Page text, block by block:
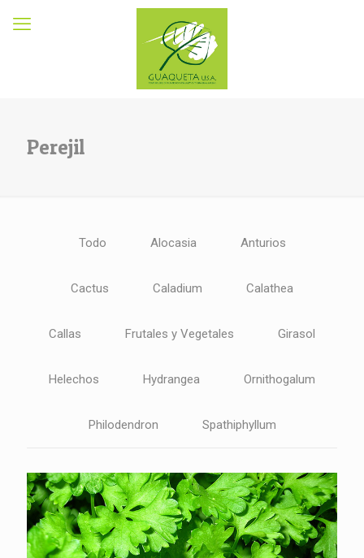
Perejil
Todo Alocasia Anturios
Cactus Caladium Calathea
Callas Frutales y Vegetales Girasol
Helechos Hydrangea Ornithogalum
Philodendron Spathiphyllum